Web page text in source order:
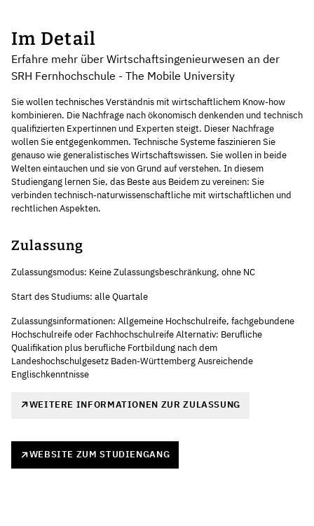
Im Detail
Erfahre mehr über Wirtschaftsingenieurwesen an der
SRH Fernhochschule - The Mobile University
Sie wollen technisches Verständnis mit wirtschaftlichem Know-how
kombinieren. Die Nachfrage nach ökonomisch denkenden und technisch
qualifizierten Expertinnen und Experten steigt. Dieser Nachfrage
wollen Sie entgegenkommen. Technische Systeme faszinieren Sie
genauso wie generalistisches Wirtschaftswissen. Sie wollen in beide
Welten eintauchen und sie von Grund auf verstehen. In diesem
Studiengang lernen Sie, das Beste aus Beidem zu vereinen: Sie
verbinden technisch-naturwissenschaftliche mit wirtschaftlichen und
rechtlichen Aspekten.
Zulassung
Zulassungsmodus: Keine Zulassungsbeschränkung, ohne NC
Start des Studiums: alle Quartale
Zulassungsinformationen: Allgemeine Hochschulreife, fachgebundene
Hochschulreife oder Fachhochschulreife Alternativ: Berufliche
Qualifikation plus berufliche Fortbildung nach dem
Landeshochschulgesetz Baden-Württemberg Ausreichende
Englischkenntnisse
WEITERE INFORMATIONEN ZUR ZULASSUNG
WEBSITE ZUM STUDIENGANG